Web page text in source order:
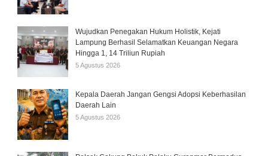
Wujudkan Penegakan Hukum Holistik, Kejati
Lampung Berhasil Selamatkan Keuangan Negara
Hingga 1, 14 Triliun Rupiah
5 Agustus 2026
Kepala Daerah Jangan Gengsi Adopsi Keberhasilan
Daerah Lain
5 Agustus 2026